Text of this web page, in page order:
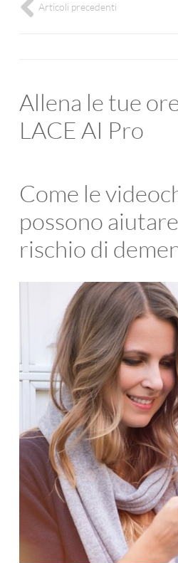
Articoli precedenti
Allena le tue
LACE AI Pro
Come le
possono
rischio di